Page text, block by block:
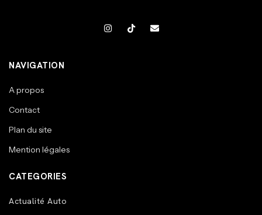
NAVIGATION
A propos
Contact
Plan du site
Mention légales
CATEGORIES
Actualité Auto